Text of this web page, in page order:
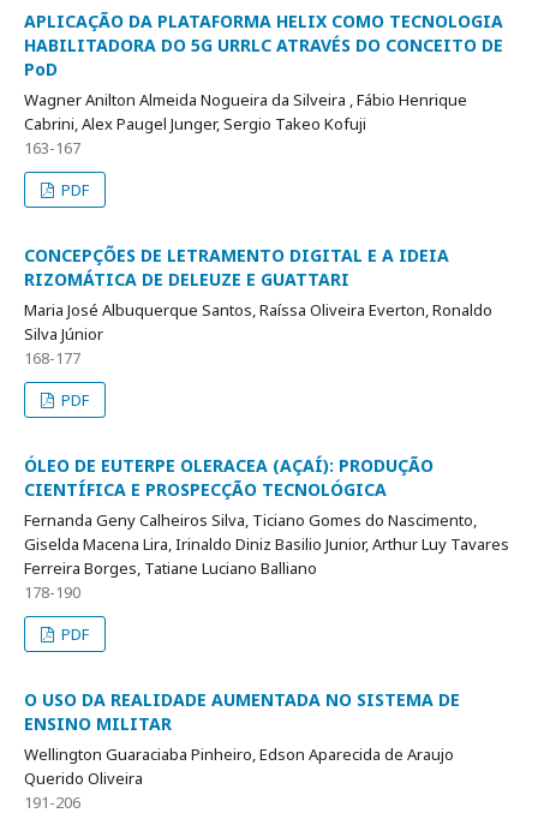
APLICAÇÃO DA PLATAFORMA HELIX COMO TECNOLOGIA
HABILITADORA DO 5G URRLC ATRAVÉS DO CONCEITO DE
PoD
Wagner Anilton Almeida Nogueira da Silveira , Fábio Henrique
Cabrini, Alex Paugel Junger, Sergio Takeo Kofuji
163-167
PDF
CONCEPÇÕES DE LETRAMENTO DIGITAL E A IDEIA
RIZOMÁTICA DE DELEUZE E GUATTARI
Maria José Albuquerque Santos, Raíssa Oliveira Everton, Ronaldo
Silva Júnior
168-177
PDF
ÓLEO DE EUTERPE OLERACEA (AÇAÍ): PRODUÇÃO
CIENTÍFICA E PROSPECÇÃO TECNOLÓGICA
Fernanda Geny Calheiros Silva, Ticiano Gomes do Nascimento,
Giselda Macena Lira, Irinaldo Diniz Basilio Junior, Arthur Luy Tavares
Ferreira Borges, Tatiane Luciano Balliano
178-190
PDF
O USO DA REALIDADE AUMENTADA NO SISTEMA DE
ENSINO MILITAR
Wellington Guaraciaba Pinheiro, Edson Aparecida de Araujo
Querido Oliveira
191-206